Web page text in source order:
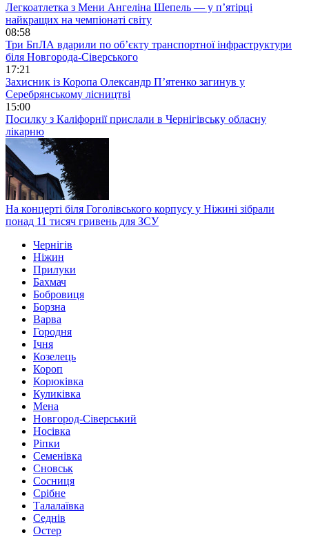
Легкоатлетка з Мени Ангеліна Шепель — у п’ятірці
найкращих на чемпіонаті світу
08:58
Три БпЛА вдарили по об’єкту транспортної інфраструктури
біля Новгорода-Сіверського
17:21
Захисник із Коропа Олександр П’ятенко загинув у
Серебрянському лісництві
15:00
Посилку з Каліфорнії прислали в Чернігівську обласну
лікарню
На концерті біля Гоголівського корпусу у Ніжині зібрали
понад 11 тисяч гривень для ЗСУ
Чернігів
Ніжин
Прилуки
Бахмач
Бобровиця
Борзна
Варва
Городня
Ічня
Козелець
Короп
Корюківка
Куликівка
Мена
Новгород-Сіверський
Носівка
Ріпки
Семенівка
Сновськ
Сосниця
Срібне
Талалаївка
Седнів
Остер